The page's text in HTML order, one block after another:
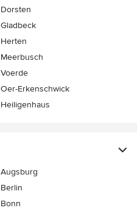
Dorsten
Gladbeck
Herten
Meerbusch
Voerde
Oer-Erkenschwick
Heiligenhaus
Augsburg
Berlin
Bonn